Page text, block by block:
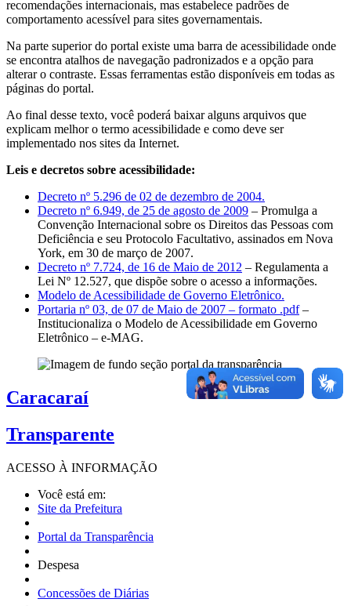
recomendações internacionais, mas estabelece padrões de
comportamento acessível para sites governamentais.
Na parte superior do portal existe uma barra de acessibilidade onde
se encontra atalhos de navegação padronizados e a opção para
alterar o contraste. Essas ferramentas estão disponíveis em todas as
páginas do portal.
Ao final desse texto, você poderá baixar alguns arquivos que
explicam melhor o termo acessibilidade e como deve ser
implementado nos sites da Internet.
Leis e decretos sobre acessibilidade:
Decreto nº 5.296 de 02 de dezembro de 2004.
Decreto nº 6.949, de 25 de agosto de 2009 – Promulga a
Convenção Internacional sobre os Direitos das Pessoas com
Deficiência e seu Protocolo Facultativo, assinados em Nova
York, em 30 de março de 2007.
Decreto nº 7.724, de 16 de Maio de 2012 – Regulamenta a
Lei Nº 12.527, que dispõe sobre o acesso a informações.
Modelo de Acessibilidade de Governo Eletrônico.
Portaria nº 03, de 07 de Maio de 2007 – formato .pdf–
Institucionaliza o Modelo de Acessibilidade em Governo
Eletrônico – e-MAG.
Caracaraí
Transparente
ACESSO À INFORMAÇÃO
Você está em:
Site da Prefeitura
Portal da Transparência
Despesa
Concessões de Diárias